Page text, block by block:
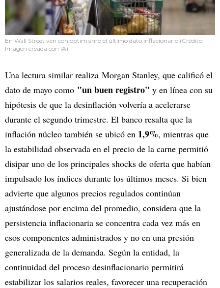
En Wall Street ven con optimismo el último dato inflacionario (Crédito:
Imagen creada con IA)
Una lectura similar realiza Morgan Stanley, que calificó el
dato de mayo como "un buen registro" y en línea con su
hipótesis de que la desinflación volvería a acelerarse
durante el segundo trimestre. El banco resalta que la
inflación núcleo también se ubicó en 1,9%, mientras que
la estabilidad observada en el precio de la carne permitió
disipar uno de los principales shocks de oferta que habían
impulsado los índices durante los últimos meses. Si bien
advierte que algunos precios regulados continúan
ajustándose por encima del promedio, considera que la
persistencia inflacionaria se concentra cada vez más en
esos componentes administrados y no en una presión
generalizada de la demanda. Según la entidad, la
continuidad del proceso desinflacionario permitirá
estabilizar los salarios reales, favorecer una recuperación